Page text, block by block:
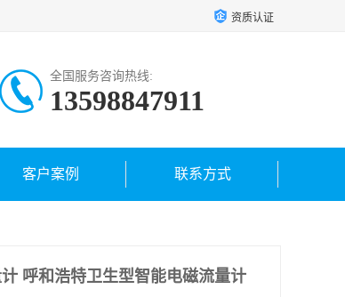
资质认证
全国服务咨询热线:
13598847911
客户案例 联系方式
呼和浩特卫生型智能电磁流量计